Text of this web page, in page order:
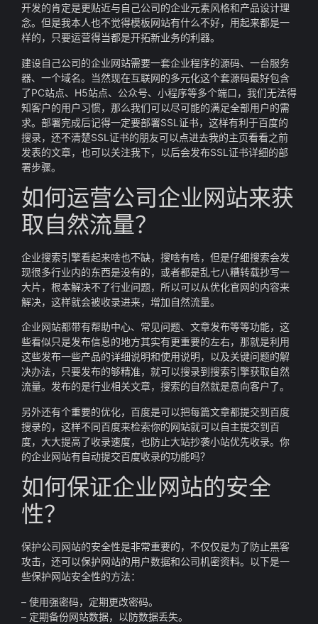
开发的肯定是更贴近与自己公司的企业元素风格和产品设计理
念。但是我本人也不觉得模板网站有什么不好，用起来都是一
样的，只要运营得当都是开拓新业务的利器。
建设自己公司的企业网站需要一套企业程序的源码、一台服务
器、一个域名。当然现在互联网的多元化这个套源码最好包含
了PC站点、H5站点、公众号、小程序等多个端口，我们无法得
知客户的用户习惯，那么我们可以尽可能的满足全部用户的需
求。部署完成后记得一定要部署SSL证书，这样有利于百度的
搜录，还不清楚SSL证书的朋友可以点进去我的主页看看之前
发表的文章，也可以关注我下，以后会发布SSL证书详细的部
署步骤。
如何运营公司企业网站来获
取自然流量？
企业搜索引擎看起来啥也不缺，搜啥有啥，但是仔细搜索会发
现很多行业内的东西是没有的，或者都是乱七八糟转载抄写一
大片，根本解决不了行业问题，所以可以从优化官网的内容来
解决，这样就会被收录进来，增加自然流量。
企业网站都带有帮助中心、常见问题、文章发布等等功能，这
些看似只是发布信息的地方其实有更重要的左右，那就是利用
这些发布一些产品的详细说明和使用说明，以及关键问题的解
决办法，只要发布的够精准，就可以搜录到搜索引擎获取自然
流量。发布的是行业相关文章，搜索的自然就是意向客户了。
另外还有个重要的优化，百度是可以把每篇文章都提交到百度
搜录的，这样不同百度来检索你的网站就可以自主提交到百
度，大大提高了收录速度，也防止大站抄袭小站优先收录。你
的企业网站有自动提交百度收录的功能吗？
如何保证企业网站的安全
性？
保护公司网站的安全性是非常重要的，不仅仅是为了防止黑客
攻击，还可以保护网站的用户数据和公司机密资料。以下是一
些保护网站安全性的方法：
– 使用强密码，定期更改密码。
– 定期备份网站数据，以防数据丢失。